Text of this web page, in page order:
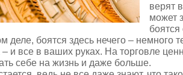
верят
может
боятся
деле, боятся здесь нечего – немного
– и все в ваших руках. На торговле
себе на жизнь и даже больше.